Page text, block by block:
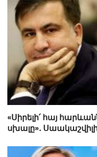
«Սիրելի՛ հայ
սխալը»․